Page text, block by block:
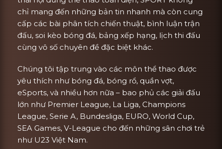
chỉ mang đến những bản tin nhanh mà còn cung
cấp các bài phân tích chiến thuật, bình luận trận
đấu, soi kèo bóng đá, bảng xếp hạng, lịch thi đấu
cùng vô số chuyên đề đặc biệt khác.
Chúng tôi tập trung vào các môn thể thao được
yêu thích như bóng đá, bóng rổ, quần vợt,
eSports, và nhiều hơn nữa – bao phủ các giải đấu
lớn như Premier League, La Liga, Champions
League, Serie A, Bundesliga, EURO, World Cup,
SEA Games, V-League cho đến những sân chơi trẻ
như U23 Việt Nam.